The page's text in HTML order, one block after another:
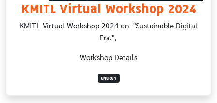
KMITL Virtual Workshop 2024
KMITL Virtual Workshop 2024 on "Sustainable Digital
Era.",
Workshop Details
ENERGY